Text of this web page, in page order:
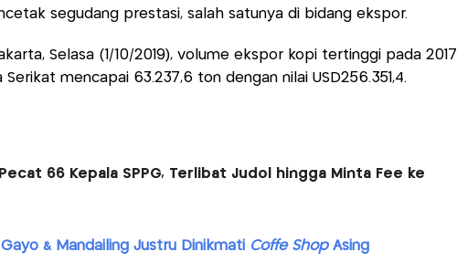
segudang prestasi, salah satunya di bidang ekspor.
Selasa (1/10/2019), volume ekspor kopi tertinggi pada 2017
mencapai 63.237,6 ton dengan nilai USD256.351,4.
66 Kepala SPPG, Terlibat Judol hingga Minta Fee ke
Gayo & Mandailing Justru Dinikmati Coffe ShopAsing